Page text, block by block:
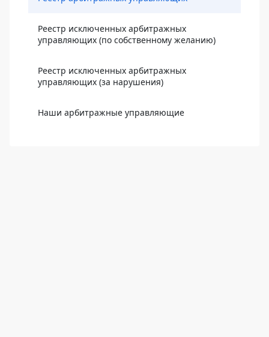
Реестр исключенных арбитражных
управляющих (по собственному желанию)
Реестр исключенных арбитражных
управляющих (за нарушения)
Наши арбитражные управляющие